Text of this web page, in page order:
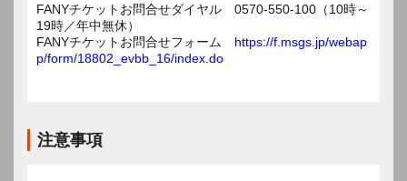
FANYチケットお問合せダイヤル 0570-550-100（10時～
19時／年中無休）
FANYチケットお問合せフォーム https://f.msgs.jp/webap
p/form/18802_evbb_16/index.do
注意事項